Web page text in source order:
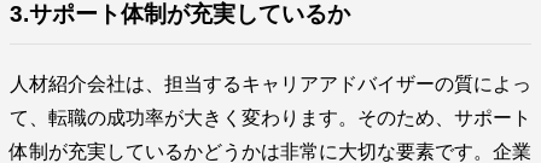
3.サポート体制が充実しているか
人材紹介会社は、担当するキャリアアドバイザーの質によっ
て、転職の成功率が大きく変わります。そのため、サポート
体制が充実しているかどうかは非常に大切な要素です。企業